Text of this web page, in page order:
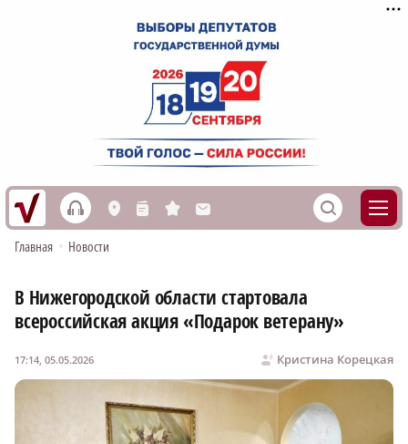
h L n s M S
Главная • Новости
В Нижегородской области стартовала
всероссийская акция «Подарок ветерану»
Кристина Корецкая
17:14, 05.05.2026